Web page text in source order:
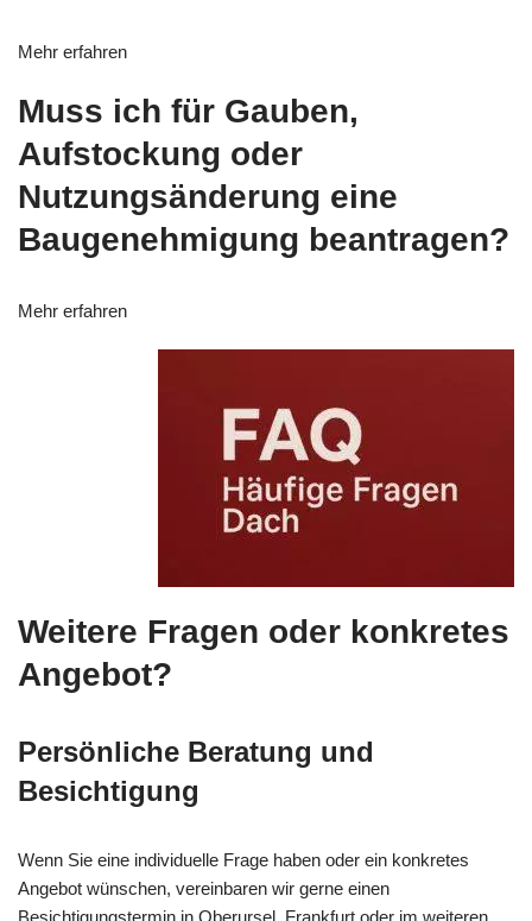
Mehr erfahren
Muss ich für Gauben,
Aufstockung oder
Nutzungsänderung eine
Baugenehmigung beantragen?
Mehr erfahren
Weitere Fragen oder konkretes
Angebot?
Persönliche Beratung und
Besichtigung
Wenn Sie eine individuelle Frage haben oder ein konkretes
Angebot wünschen, vereinbaren wir gerne einen
Besichtigungstermin in Oberursel, Frankfurt oder im weiteren